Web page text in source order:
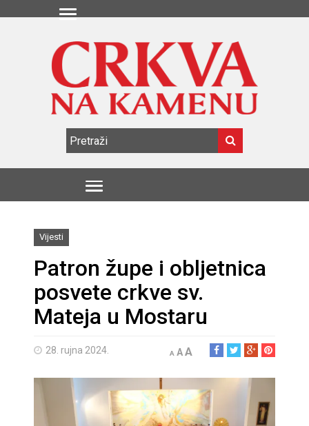
Vijesti
Patron župe i obljetnica
posvete crkve sv.
Mateja u Mostaru
28. rujna 2024. A AA